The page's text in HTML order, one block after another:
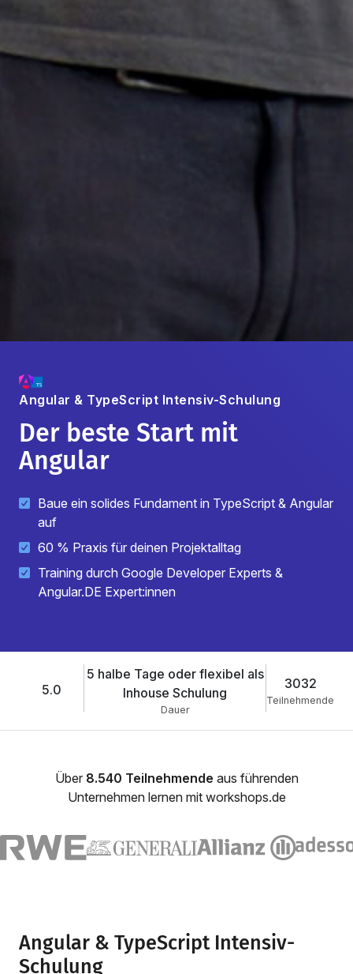
Angular & TypeScript Intensiv-Schulung
Der beste Start mit
Angular
Baue ein solides Fundament in TypeScript & Angular
auf
60 % Praxis für deinen Projektalltag
Training durch Google Developer Experts &
Angular.DE Expert:innen
5.0
5 halbe Tage oder flexibel als
Inhouse Schulung
Dauer
3032
Teilnehmende
Über 8.540 Teilnehmende aus führenden
Unternehmen lernen mit workshops.de
Angular & TypeScript Intensiv-
Schulung